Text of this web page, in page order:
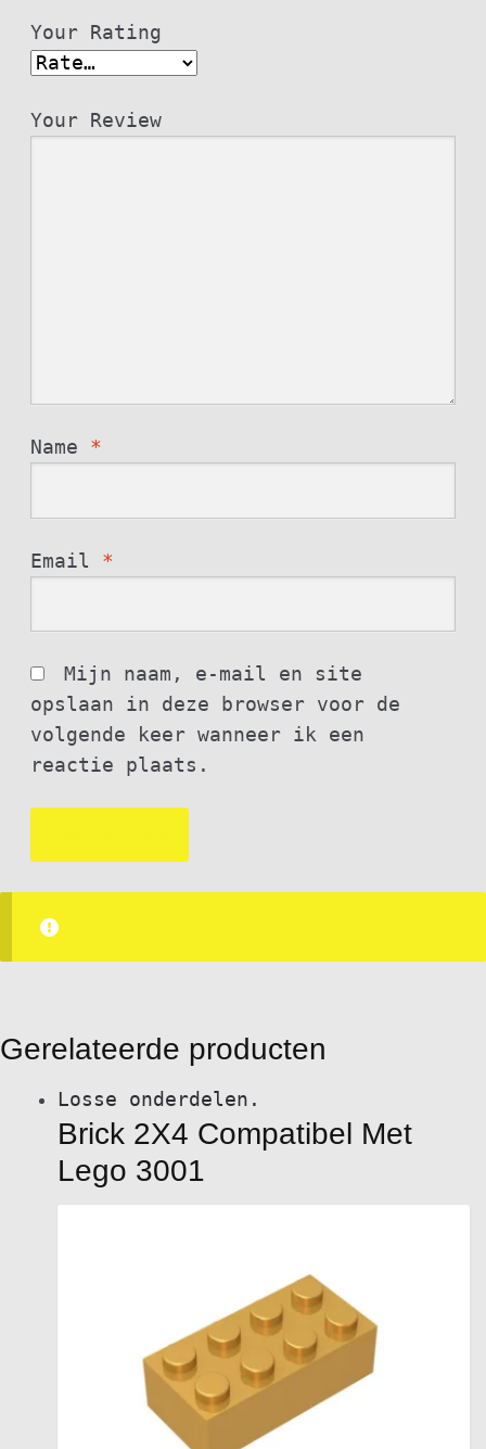
Your Rating
Your Review
Name *
Email *
Mijn naam, e-mail en site
opslaan in deze browser voor de
volgende keer wanneer ik een
reactie plaats.
Gerelateerde producten
Losse onderdelen.
Brick 2X4 Compatibel Met
Lego 3001